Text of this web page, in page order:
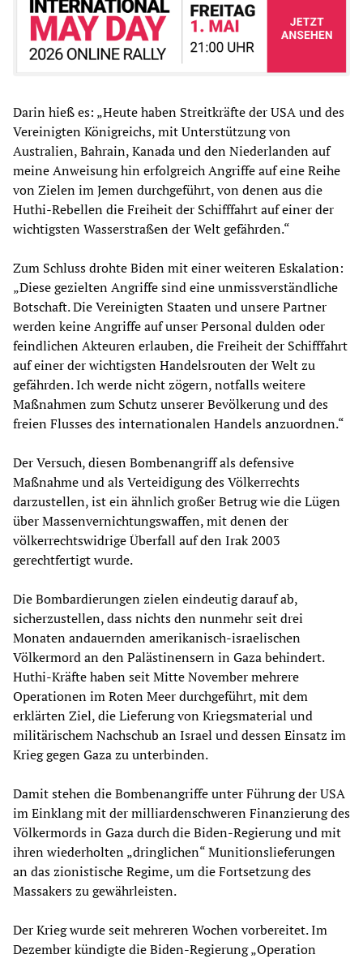
Darin hieß es: „Heute haben Streitkräfte der USA und des
Vereinigten Königreichs, mit Unterstützung von
Australien, Bahrain, Kanada und den Niederlanden auf
meine Anweisung hin erfolgreich Angriffe auf eine Reihe
von Zielen im Jemen durchgeführt, von denen aus die
Huthi-Rebellen die Freiheit der Schifffahrt auf einer der
wichtigsten Wasserstraßen der Welt gefährden.“
Zum Schluss drohte Biden mit einer weiteren Eskalation:
„Diese gezielten Angriffe sind eine unmissverständliche
Botschaft. Die Vereinigten Staaten und unsere Partner
werden keine Angriffe auf unser Personal dulden oder
feindlichen Akteuren erlauben, die Freiheit der Schifffahrt
auf einer der wichtigsten Handelsrouten der Welt zu
gefährden. Ich werde nicht zögern, notfalls weitere
Maßnahmen zum Schutz unserer Bevölkerung und des
freien Flusses des internationalen Handels anzuordnen.“
Der Versuch, diesen Bombenangriff als defensive
Maßnahme und als Verteidigung des Völkerrechts
darzustellen, ist ein ähnlich großer Betrug wie die Lügen
über Massenvernichtungswaffen, mit denen der
völkerrechtswidrige Überfall auf den Irak 2003
gerechtfertigt wurde.
Die Bombardierungen zielen eindeutig darauf ab,
sicherzustellen, dass nichts den nunmehr seit drei
Monaten andauernden amerikanisch-israelischen
Völkermord an den Palästinensern in Gaza behindert.
Huthi-Kräfte haben seit Mitte November mehrere
Operationen im Roten Meer durchgeführt, mit dem
erklärten Ziel, die Lieferung von Kriegsmaterial und
militärischem Nachschub an Israel und dessen Einsatz im
Krieg gegen Gaza zu unterbinden.
Damit stehen die Bombenangriffe unter Führung der USA
im Einklang mit der milliardenschweren Finanzierung des
Völkermords in Gaza durch die Biden-Regierung und mit
ihren wiederholten „dringlichen“ Munitionslieferungen
an das zionistische Regime, um die Fortsetzung des
Massakers zu gewährleisten.
Der Krieg wurde seit mehreren Wochen vorbereitet. Im
Dezember kündigte die Biden-Regierung „Operation